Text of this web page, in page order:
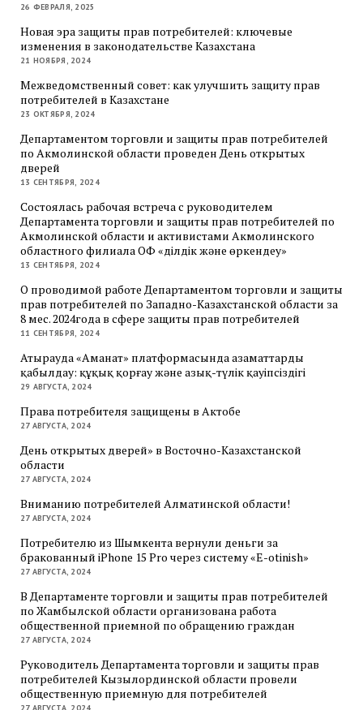
26 ФЕВРАЛЯ, 2025
Новая эра защиты прав потребителей: ключевые
изменения в законодательстве Казахстана
21 НОЯБРЯ, 2024
Межведомственный совет: как улучшить защиту прав
потребителей в Казахстане
23 ОКТЯБРЯ, 2024
Департаментом торговли и защиты прав потребителей
по Акмолинской области проведен День открытых
дверей
13 СЕНТЯБРЯ, 2024
Состоялась рабочая встреча с руководителем
Департамента торговли и защиты прав потребителей по
Акмолинской области и активистами Акмолинского
областного филиала ОФ «Әділдік және өркендеу»
13 СЕНТЯБРЯ, 2024
О проводимой работе Департаментом торговли и защиты
прав потребителей по Западно-Казахстанской области за
8 мес. 2024года в сфере защиты прав потребителей
11 СЕНТЯБРЯ, 2024
Атырауда «Аманат» платформасында азаматтарды
қабылдау: құқық қорғау және азық-түлік қауіпсіздігі
29 АВГУСТА, 2024
Права потребителя защищены в Актобе
27 АВГУСТА, 2024
День открытых дверей» в Восточно-Казахстанской
области
27 АВГУСТА, 2024
Вниманию потребителей Алматинской области!
27 АВГУСТА, 2024
Потребителю из Шымкента вернули деньги за
бракованный iPhone 15 Pro через систему «E-otinish»
27 АВГУСТА, 2024
В Департаменте торговли и защиты прав потребителей
по Жамбылской области организована работа
общественной приемной по обращению граждан
27 АВГУСТА, 2024
Руководитель Департамента торговли и защиты прав
потребителей Кызылординской области провели
общественную приемную для потребителей
27 АВГУСТА, 2024